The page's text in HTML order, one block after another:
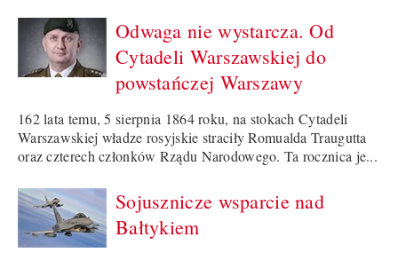
Odwaga nie wystarcza. Od
Cytadeli Warszawskiej do
powstańczej Warszawy
162 lata temu, 5 sierpnia 1864 roku, na stokach Cytadeli
Warszawskiej władze rosyjskie straciły Romualda Traugutta
oraz czterech członków Rządu Narodowego. Ta rocznica je...
Sojusznicze wsparcie nad
Bałtykiem